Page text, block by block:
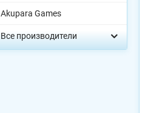
Akupara Games
Все производители